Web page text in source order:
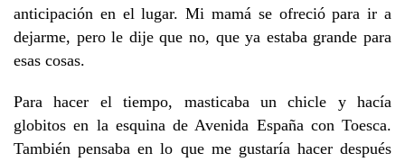
anticipación en el lugar. Mi mamá se ofreció para ir a
dejarme, pero le dije que no, que ya estaba grande para
esas cosas.
Para hacer el tiempo, masticaba un chicle y hacía
globitos en la esquina de Avenida España con Toesca.
También pensaba en lo que me gustaría hacer después